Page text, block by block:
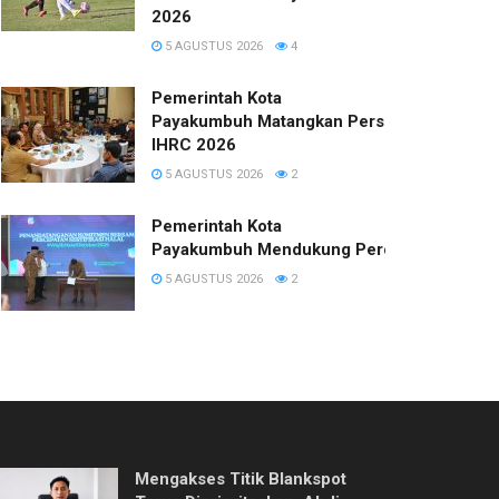
2026
5 AGUSTUS 2026 4
Pemerintah Kota
Payakumbuh Matangkan Persiapan
IHRC 2026
5 AGUSTUS 2026 2
Pemerintah Kota
Payakumbuh Mendukung Percepatan
5 AGUSTUS 2026 2
Mengakses Titik Blankspot